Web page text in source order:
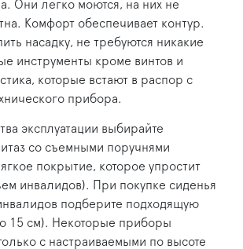
Они легко моются, на них не
Комфорт обеспечивает контур.
насадку, не требуются никакие
инструменты кроме винтов и
которые встают в распор с
прибора.
эксплуатации выбирайте
со съемными поручнями
покрытие, которое упростит
инвалидов). При покупке сиденья
подберите подходящую
15 см). Некоторые приборы
с настраиваемыми по высоте